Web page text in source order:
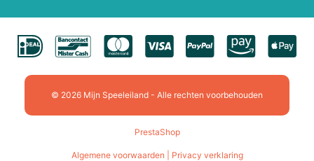
© 2026 Mijn Speeleiland - Alle rechten voorbehouden
PrestaShop
Algemene voorwaarden | Privacy verklaring